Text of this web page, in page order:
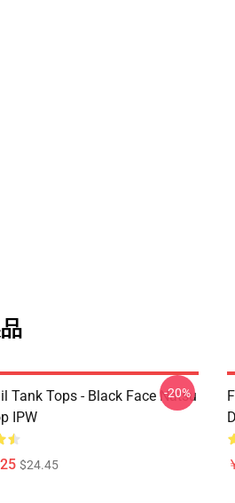
Tank Tops - Black Face Natsu
IPW
$24.45
-20%